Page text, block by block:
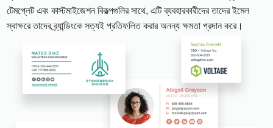
টেমপ্লেট এবং কাস্টমাইজেশন বিকল্পগুলির সাথে, এটি ব্যবহারকারীদের তাদের ইমেল
স্বাক্ষরে তাদের ব্র্যান্ডিংকে সত্যই প্রতিফলিত করার অনন্য ক্ষমতা প্রদান করে।